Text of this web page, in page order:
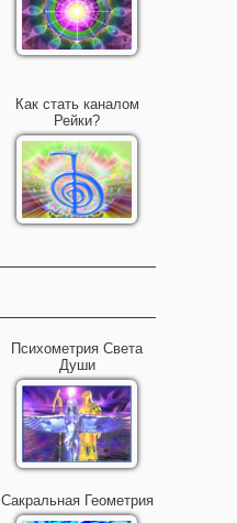
Как стать каналом
Рейки?
Психометрия Света
Души
Сакральная Геометрия